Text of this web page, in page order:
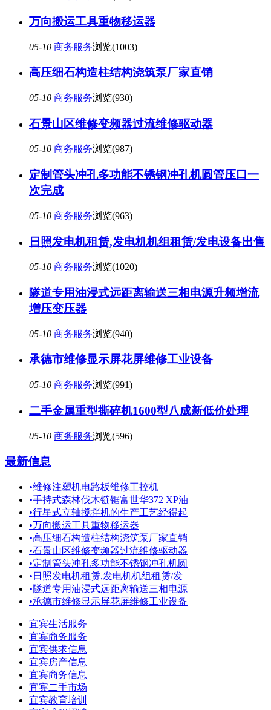
万向搬运工具重物移运器
05-10 商务服务浏览(1003)
高压细石构造柱结构浇筑泵厂家直销
05-10 商务服务浏览(930)
石景山区维修变频器过流维修驱动器
05-10 商务服务浏览(987)
定制管头冲孔多功能不锈钢冲孔机圆管压口一
次完成
05-10 商务服务浏览(963)
日照发电机租赁,发电机机组租赁/发电设备出售
05-10 商务服务浏览(1020)
隧道专用油浸式远距离输送三相电源升频增流
增压变压器
05-10 商务服务浏览(940)
承德市维修显示屏花屏维修工业设备
05-10 商务服务浏览(991)
二手金属重型撕碎机1600型八成新低价处理
05-10 商务服务浏览(596)
最新信息
•维修注塑机电路板维修工控机
•手持式森林伐木链锯富世华372 XP油
•行星式立轴搅拌机的生产工艺经得起
•万向搬运工具重物移运器
•高压细石构造柱结构浇筑泵厂家直销
•石景山区维修变频器过流维修驱动器
•定制管头冲孔多功能不锈钢冲孔机圆
• 日照发电机租赁,发电机机组租赁/发
•隧道专用油浸式远距离输送三相电源
•承德市维修显示屏花屏维修工业设备
宜宾生活服务
宜宾商务服务
宜宾供求信息
宜宾房产信息
宜宾商务信息
宜宾二手市场
宜宾教育培训